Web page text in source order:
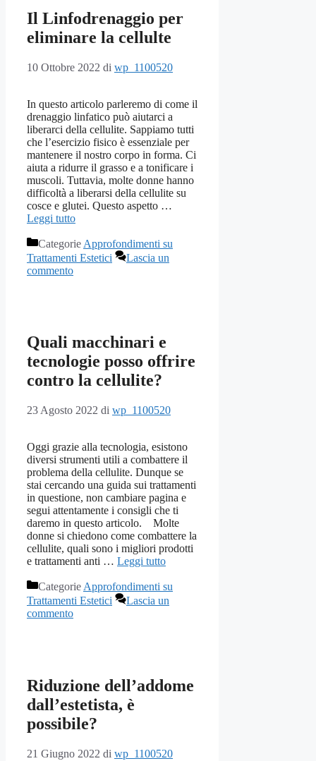
Il Linfodrenaggio per
eliminare la cellulte
10 Ottobre 2022 di wp_1100520
In questo articolo parleremo di come il
drenaggio linfatico può aiutarci a
liberarci della cellulite. Sappiamo tutti
che l’esercizio fisico è essenziale per
mantenere il nostro corpo in forma. Ci
aiuta a ridurre il grasso e a tonificare i
muscoli. Tuttavia, molte donne hanno
difficoltà a liberarsi della cellulite su
cosce e glutei. Questo aspetto …
Leggi tutto
Categorie Approfondimenti su
Trattamenti Estetici
Lascia un
commento
Quali macchinari e
tecnologie posso offrire
contro la cellulite?
23 Agosto 2022 di wp_1100520
Oggi grazie alla tecnologia, esistono
diversi strumenti utili a combattere il
problema della cellulite. Dunque se
stai cercando una guida sui trattamenti
in questione, non cambiare pagina e
segui attentamente i consigli che ti
daremo in questo articolo. Molte
donne si chiedono come combattere la
cellulite, quali sono i migliori prodotti
e trattamenti anti … Leggi tutto
Categorie Approfondimenti su
Trattamenti Estetici
Lascia un
commento
Riduzione dell’addome
dall’estetista, è
possibile?
21 Giugno 2022 di wp_1100520